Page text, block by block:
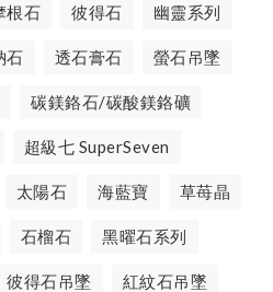
根石 彼得石 幽靈系列
石 透石膏石 螢石吊墜
碳鎂鉻石/碳酸鎂鉻礦
超級七 SuperSeven
太陽石 海藍寶 草苺晶
石榴石 黑曜石系列
彼得石吊墜 紅紋石吊墜